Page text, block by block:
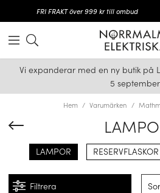
FRI FRAKT över 999 kr till ombud
Vi expanderar med en ny butik på
5
Hem Varumärken
LAMPOR RESERVFLASKOR
Filtrera